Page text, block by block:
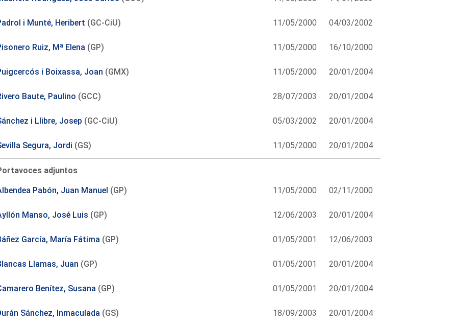
i Munté, Heribert (GC-CiU) 11/05/2000 04/03/2002
Ruiz, Mª Elena (GP) 11/05/2000 16/10/2000
i Boixassa, Joan (GMX) 11/05/2000 20/01/2004
Baute, Paulino (GCC) 28/07/2003 20/01/2004
i Llibre, Josep (GC-CiU) 05/03/2002 20/01/2004
Segura, Jordi (GS) 11/05/2000 20/01/2004
adjuntos
Pabón, Juan Manuel (GP) 11/05/2000 02/11/2000
Manso, José Luis (GP) 12/06/2003 20/01/2004
García, María Fátima (GP) 01/05/2001 12/06/2003
Llamas, Juan (GP) 01/05/2001 20/01/2004
Benítez, Susana (GP) 01/05/2001 20/01/2004
Sánchez, Inmaculada (GS) 18/09/2003 20/01/2004